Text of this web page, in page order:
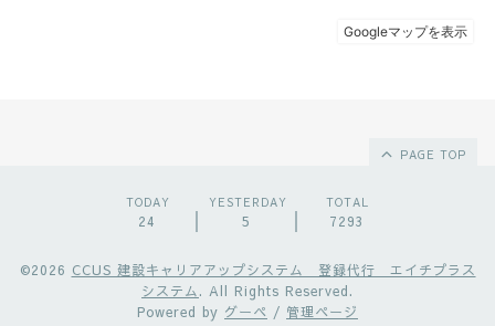
PAGE TOP
TODAY
24
YESTERDAY
5
TOTAL
7293
©2026 CCUS 建設キャリアアップシステム 登録代行 エイチプラス
システム . All Rights Reserved.
Powered by グーペ / 管理ページ